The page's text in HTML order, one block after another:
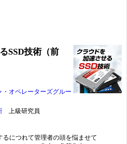
SSD技術（前
オペレーターズグルー
上級研究員
るにつれて管理者の頭を悩ませて